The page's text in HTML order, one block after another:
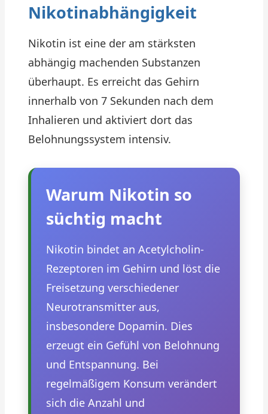
Nikotinabhängigkeit
Nikotin ist eine der am stärksten
abhängig machenden Substanzen
überhaupt. Es erreicht das Gehirn
innerhalb von 7 Sekunden nach dem
Inhalieren und aktiviert dort das
Belohnungssystem intensiv.
Warum Nikotin so
süchtig macht
Nikotin bindet an Acetylcholin-
Rezeptoren im Gehirn und löst die
Freisetzung verschiedener
Neurotransmitter aus,
insbesondere Dopamin. Dies
erzeugt ein Gefühl von Belohnung
und Entspannung. Bei
regelmäßigem Konsum verändert
sich die Anzahl und